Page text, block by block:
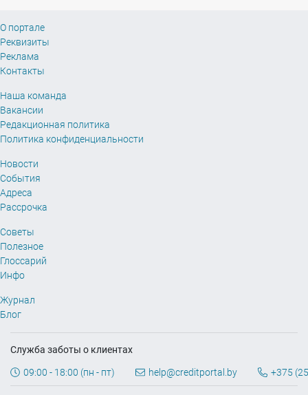
О портале
Реквизиты
Реклама
Контакты
Наша команда
Вакансии
Редакционная политика
Политика конфиденциальности
Новости
События
Адреса
Рассрочка
Советы
Полезное
Глоссарий
Инфо
Журнал
Блог
Служба заботы о клиентах
09:00 - 18:00 (пн - пт) help@creditportal.by +375